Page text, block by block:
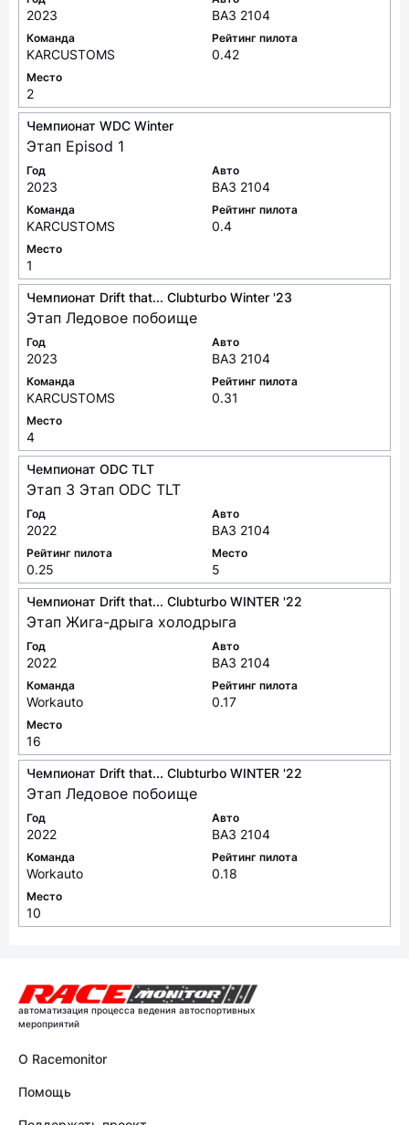
2023 ВАЗ 2104
Команда
KARCUSTOMS
Рейтинг пилота
0.42
Место
2
Чемпионат WDC Winter
Этап Episod 1
Год
2023
Авто
ВАЗ 2104
Команда
KARCUSTOMS
Рейтинг пилота
0.4
Место
1
Чемпионат Drift that... Clubturbo Winter '23
Этап Ледовое побоище
Год
2023
Авто
ВАЗ 2104
Команда
KARCUSTOMS
Рейтинг пилота
0.31
Место
4
Чемпионат ODC TLT
Этап 3 Этап ODC TLT
Год
2022
Авто
ВАЗ 2104
Рейтинг пилота
0.25
Место
5
Чемпионат Drift that... Clubturbo WINTER '22
Этап Жига-дрыга холодрыга
Год
2022
Авто
ВАЗ 2104
Команда
Workauto
Рейтинг пилота
0.17
Место
16
Чемпионат Drift that... Clubturbo WINTER '22
Этап Ледовое побоище
Год
2022
Авто
ВАЗ 2104
Команда
Workauto
Рейтинг пилота
0.18
Место
10
автоматизация процесса ведения автоспортивных
мероприятий
О Racemonitor
Помощь